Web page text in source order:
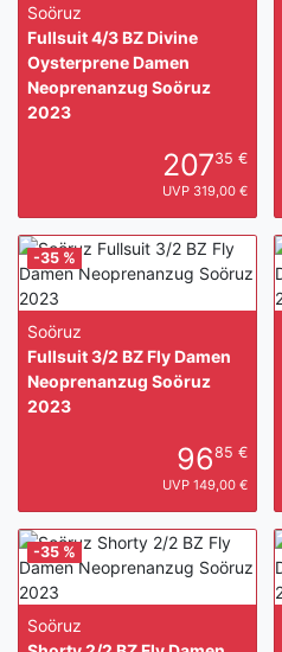
Soöruz
Fullsuit 4/3 BZ Divine
Oysterprene Damen
Neoprenanzug Soöruz
2023
20735 €
UVP 319,00 €
Soöruz
Fullsuit 3/2 BZ Fly Damen
Neoprenanzug Soöruz
2023
9685 €
UVP 149,00 €
-35 %
Soöruz
-35 %